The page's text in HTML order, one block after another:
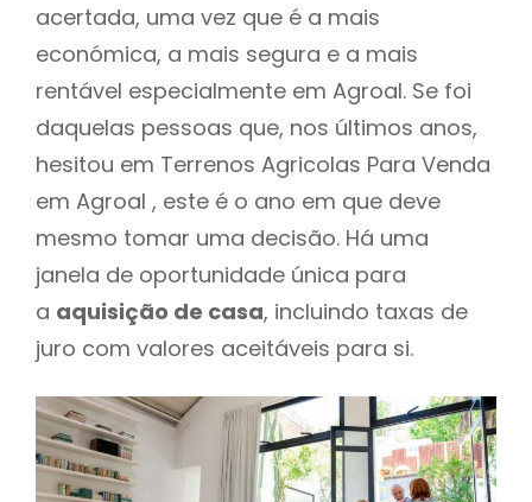
acertada, uma vez que é a mais
económica, a mais segura e a mais
rentável especialmente em Agroal. Se foi
daquelas pessoas que, nos últimos anos,
hesitou em Terrenos Agricolas Para Venda
em Agroal , este é o ano em que deve
mesmo tomar uma decisão. Há uma
janela de oportunidade única para
a aquisição de casa, incluindo taxas de
juro com valores aceitáveis para si.